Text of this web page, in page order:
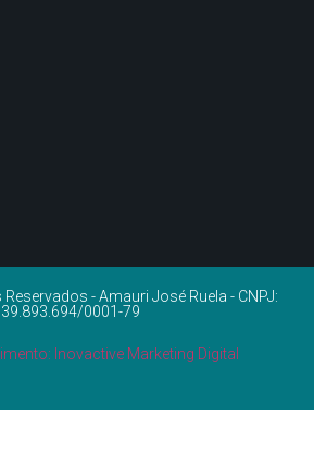
- Amauri José Ruela - CNPJ:
39.893.694/0001-79
Inovactive Marketing Digital